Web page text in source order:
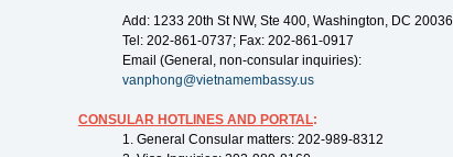
Add: 1233 20th St NW, Ste 400, Washington, DC 20036
Tel: 202-861-0737; Fax: 202-861-0917
Email (General, non-consular inquiries):
vanphong@vietnamembassy.us
CONSULAR HOTLINES AND PORTAL:
1. General Consular matters: 202-989-8312